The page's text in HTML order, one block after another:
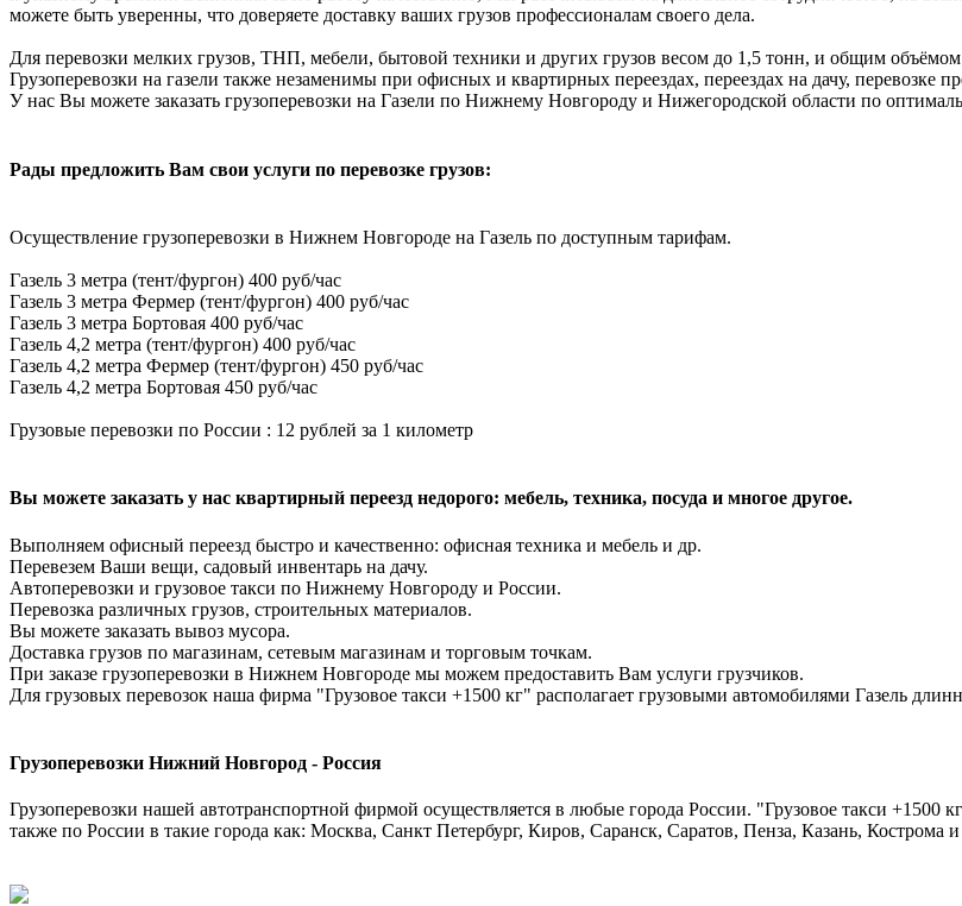
можете быть уверенны, что доверяете доставку ваших грузов профессионалам своего дела.
Для перевозки мелких грузов, ТНП, мебели, бытовой техники и других грузов весом до 1,5 тонн, и общим
Грузоперевозки на газели также незаменимы при офисных и квартирных переездах, переездах на дачу,
У нас Вы можете заказать грузоперевозки на Газели по Нижнему Новгороду и Нижегородской области по
Рады предложить Вам свои услуги по перевозке грузов:
Осуществление грузоперевозки в Нижнем Новгороде на Газель по доступным тарифам.
Газель 3 метра (тент/фургон) 400 руб/час
Газель 3 метра Фермер (тент/фургон) 400 руб/час
Газель 3 метра Бортовая 400 руб/час
Газель 4,2 метра (тент/фургон) 400 руб/час
Газель 4,2 метра Фермер (тент/фургон) 450 руб/час
Газель 4,2 метра Бортовая 450 руб/час
Грузовые перевозки по России : 12 рублей за 1 километр
Вы можете заказать у нас квартирный переезд недорого: мебель, техника, посуда и многое другое.
Выполняем офисный переезд быстро и качественно: офисная техника и мебель и др.
Перевезем Ваши вещи, садовый инвентарь на дачу.
Автоперевозки и грузовое такси по Нижнему Новгороду и России.
Перевозка различных грузов, строительных материалов.
Вы можете заказать вывоз мусора.
Доставка грузов по магазинам, сетевым магазинам и торговым точкам.
При заказе грузоперевозки в Нижнем Новгороде мы можем предоставить Вам услуги грузчиков.
Для грузовых перевозок наша фирма "Грузовое такси +1500 кг" располагает грузовыми автомобилями Газель
Грузоперевозки Нижний Новгород - Россия
Грузоперевозки нашей автотранспортной фирмой осуществляется в любые города России. "Грузовое такси +1500
также по России в такие города как: Москва, Санкт Петербург, Киров, Саранск, Саратов, Пенза, Казань, Кострома и